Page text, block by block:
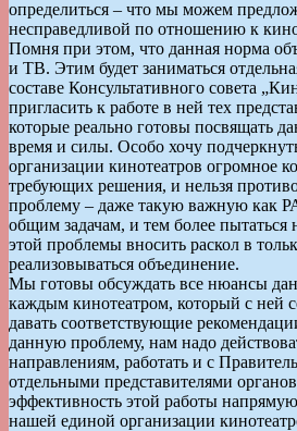
определиться – что мы можем
несправедливой по отношению к
Помня при этом, что данная норма
и ТВ. Этим будет заниматься
составе Консультативного совета
пригласить к работе в ней тех
которые реально готовы посвящать
время и силы. Особо хочу
организации кинотеатров огромное
требующих решения, и нельзя
проблему – даже такую важную как
общим задачам, и тем более пытаться
этой проблемы вносить раскол в
реализовываться объединение.
Мы готовы обсуждать все нюансы
каждым кинотеатром, который с ней
давать соответствующие
данную проблему, нам надо
направлениям, работать и с
отдельными представителями
эффективность этой работы
нашей единой организации